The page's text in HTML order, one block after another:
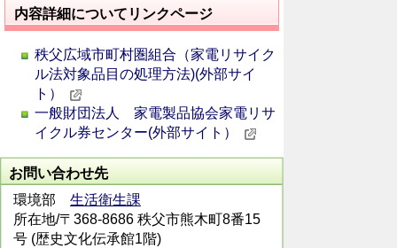
内容詳細についてリンクページ
秩父広域市町村圏組合（家電リサイク
ル法対象品目の処理方法)(外部サイ
ト）
一般財団法人 家電製品協会家電リサ
イクル券センター(外部サイト）
お問い合わせ先
環境部 生活衛生課
所在地/〒368-8686 秩父市熊木町8番15
号 (歴史文化伝承館1階)